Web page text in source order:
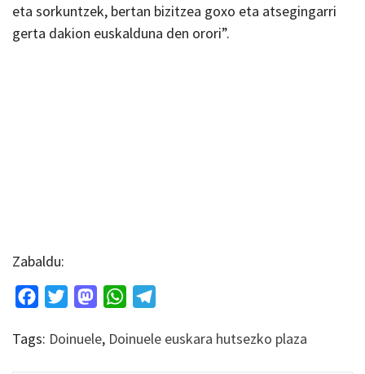
eta sorkuntzek, bertan bizitzea goxo eta atsegingarri
gerta dakion euskalduna den orori”.
Zabaldu:
FacebookTwitterMastodonWhatsApp
Tags: Doinuele, Doinuele euskara hutsezko plaza